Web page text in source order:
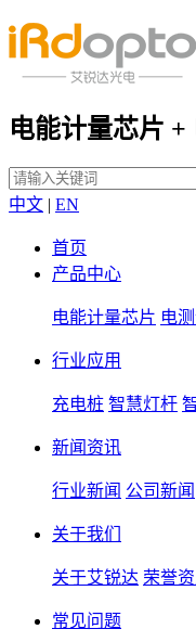
电能计量芯片
中文 | EN
首页
产品中心
电能计量芯片 电
行业应用
充电桩 智慧灯杆
新闻资讯
行业新闻 公司新闻
关于我们
关于艾锐达 荣誉
常见问题